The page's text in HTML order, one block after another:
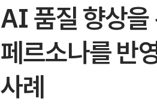
AI 품질 향상을
페르소나를 반
사례